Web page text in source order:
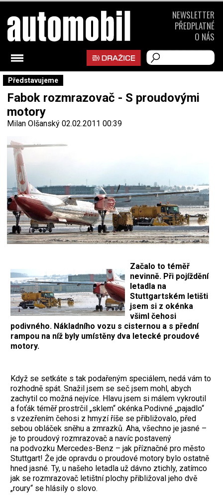
Představujeme
Fabok rozmrazovač - S proudovými
motory
Milan Olšanský 02.02.2011 00:39
Začalo to téměř
nevinně. Při pojíždění
letadla na
Stuttgartském letišti
jsem si z okénka
všiml čehosi
podivného. Nákladního vozu s cisternou a s přední
rampou na níž byly umístěny dva letecké proudové
motory.
Když se setkáte s tak podařeným speciálem, nedá vám to
rozhodně spát. Snažil jsem se seč jsem mohl, abych
zachytil co možná nejvíce. Hlavu jsem si málem vykroutil
a foťák téměř prostrčil „sklem“ okénka.Podivné „pajadlo“
s vzezřením čehosi z hmyzí říše se přibližovalo, před
sebou obláček sněhu a zmrazků. Aha, všechno je jasné –
je to proudový rozmrazovač a navíc postavený
na podvozku Mercedes-Benz – jak příznačné pro město
Stuttgart! Že jde opravdu o proudové motory bylo ostatně
hned jasné. Ty, u našeho letadla už dávno ztichly, zatímco
jak se rozmrazovač letištní plochy přibližoval jeho dvě
„roury“ se hlásily o slovo.
NEWSLETTER
PŘEDPLATNÉ
O NÁS